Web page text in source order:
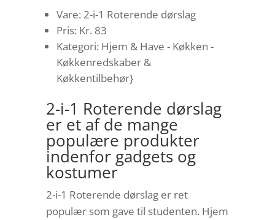
Vare: 2-i-1 Roterende dørslag
Pris: Kr. 83
Kategori: Hjem & Have - Køkken -
Køkkenredskaber &
Køkkentilbehør}
2-i-1 Roterende dørslag
er et af de mange
populære produkter
indenfor gadgets og
kostumer
2-i-1 Roterende dørslag er ret
populær som gave til studenten. Hjem